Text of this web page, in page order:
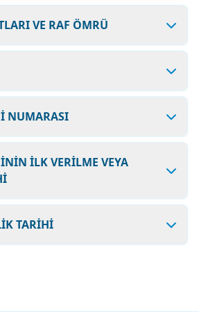
VE RAF ÖMRÜ
NUMARASI
İLK VERİLME VEYA
TARİHİ